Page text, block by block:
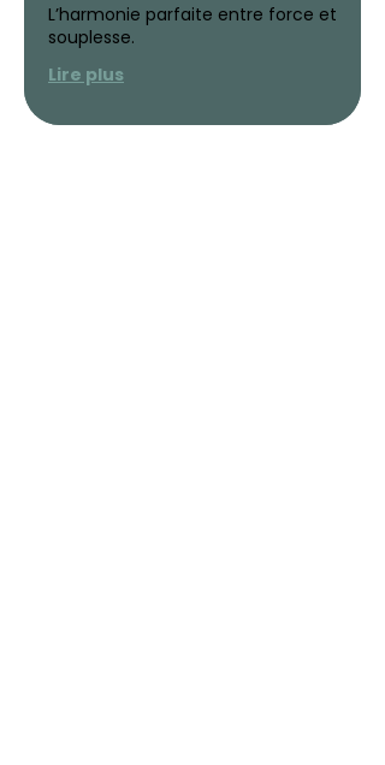
L’harmonie parfaite entre force et
souplesse.
Lire plus